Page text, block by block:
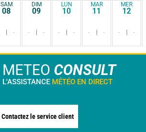
SAM
08
-
DIM
09
- -
LUN
10
- -
MAR
11
- -
MER
12
- -
METEO CONSULT
L'ASSISTANCE MÉTÉO EN DIRECT
Contactez le service client